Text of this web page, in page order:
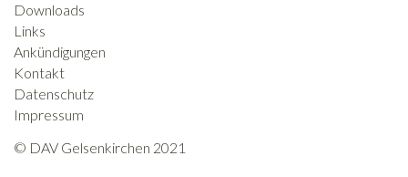
Downloads
Links
Ankündigungen
Kontakt
Datenschutz
Impressum
© DAV Gelsenkirchen 2021